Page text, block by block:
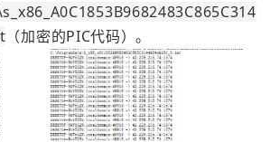
（加密的PIC代码）。